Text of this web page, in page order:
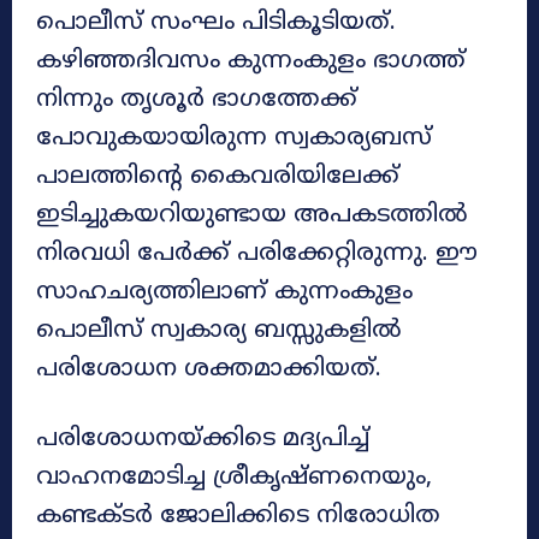
പൊലീസ് സംഘം പിടികൂടിയത്.
കഴിഞ്ഞദിവസം കുന്നംകുളം ഭാഗത്ത്
നിന്നും തൃശൂർ ഭാഗത്തേക്ക്
പോവുകയായിരുന്ന സ്വകാര്യബസ്
പാലത്തിന്റെ കൈവരിയിലേക്ക്
ഇടിച്ചുകയറിയുണ്ടായ അപകടത്തിൽ
നിരവധി പേർക്ക് പരിക്കേറ്റിരുന്നു. ഈ
സാഹചര്യത്തിലാണ് കുന്നംകുളം
പൊലീസ് സ്വകാര്യ ബസ്സുകളിൽ
പരിശോധന ശക്തമാക്കിയത്.
പരിശോധനയ്ക്കിടെ മദ്യപിച്ച്
വാഹനമോടിച്ച ശ്രീകൃഷ്ണനെയും,
കണ്ടക്ടർ ജോലിക്കിടെ നിരോധിത